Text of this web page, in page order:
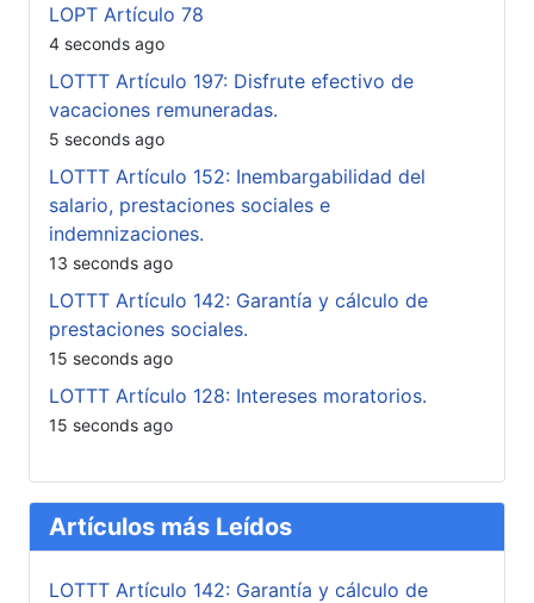
LOPT Artículo 78
4 seconds ago
LOTTT Artículo 197: Disfrute efectivo de
vacaciones remuneradas.
5 seconds ago
LOTTT Artículo 152: Inembargabilidad del
salario, prestaciones sociales e
indemnizaciones.
13 seconds ago
LOTTT Artículo 142: Garantía y cálculo de
prestaciones sociales.
15 seconds ago
LOTTT Artículo 128: Intereses moratorios.
15 seconds ago
Artículos más Leídos
LOTTT Artículo 142: Garantía y cálculo de